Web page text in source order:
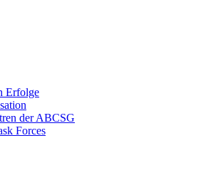
Erfolge
der ABCSG
Forces